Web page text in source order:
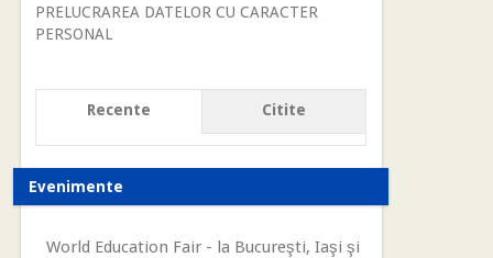
PRELUCRAREA DATELOR CU CARACTER
PERSONAL
Recente Citite
Evenimente
World Education Fair - la Bucureşti, Iaşi şi